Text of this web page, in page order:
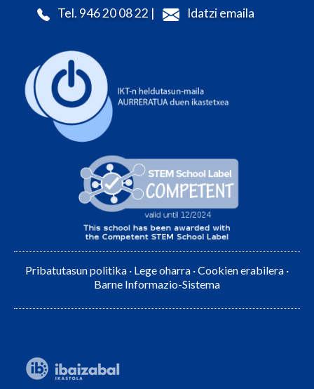
Tel. 946 20 08 22 | Idatzi emaila
Pribatutasun politika · Lege oharra ·Cookien erabilera ·
Barne Informazio-Sistema